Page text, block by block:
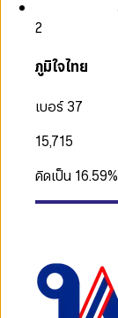
2
ภูมิใจไทย
เบอร์ 37
15,715
คิดเป็น 16.59%